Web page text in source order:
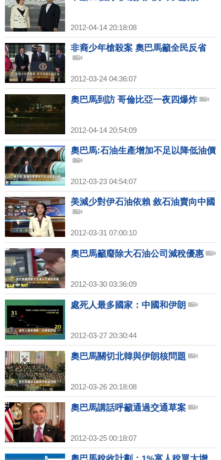
2012-04-14 20:18:08
非裔少年槍殺案 奧巴馬籲全民反省
2012-03-24 04:36:07
奧巴馬到訪 哥倫比亞一夜四爆炸
2012-04-14 20:54:09
奧巴馬:石油生產增加不足以降低油價
2012-03-23 04:54:07
美減少對伊石油依賴 敘石油賣向中國
2012-03-31 07:00:10
奧巴馬籲廢除大石油公司減稅優惠
2012-03-30 03:36:09
處死人最多國家：中國和伊朗
2012-03-27 20:30:44
奧巴馬關切北韓與伊朗核問題
2012-03-26 20:18:08
奧巴馬講話呼籲通過交通草案
2012-03-25 00:18:07